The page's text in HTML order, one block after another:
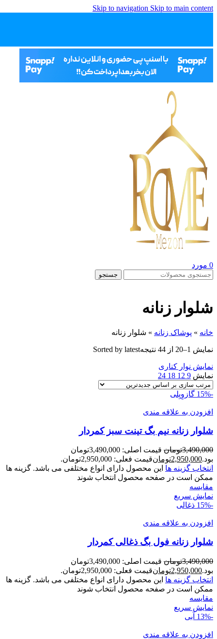
Skip to navigation Skip to main content
0 مورد
جستجو
شلوار زنانه
خانه » پوشاک زنانه » شلوار زنانه
نمایش 1–20 از 44 نتیجه Sorted by latest
نمایش نوار کناری
نمایش 9
12
18
24
-15% گازوِیِلی
افزودن به علاقه مندی
شلوار زنانه نيم بگ تينت سبز کمردار
3,490,000تومان
قیمت اصلی: 3,490,000تومان
بود.2,950,000تومانقیمت فعلی: 2,950,000تومان.
انتخاب گزینه ها این محصول دارای انواع مختلفی می باشد. گزینه ها
ممکن است در صفحه محصول انتخاب شوند
مقايسه
نمایش سریع
-15%
ذغالی
افزودن به علاقه مندی
شلوار زنانه فول بگ ذغالی کمردار
3,490,000تومان
قیمت اصلی: 3,490,000تومان
بود.2,950,000تومانقیمت فعلی: 2,950,000تومان.
انتخاب گزینه ها این محصول دارای انواع مختلفی می باشد. گزینه ها
ممکن است در صفحه محصول انتخاب شوند
مقايسه
نمایش سریع
-13%
آبی
افزودن به علاقه مندی